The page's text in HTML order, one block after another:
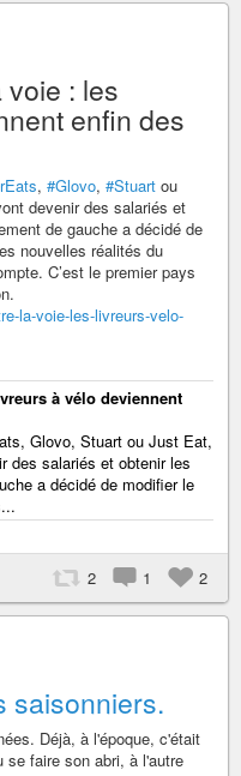
voie : les
enfin des
, #Glovo, #Stuart ou
devenir des salariés et
de gauche a décidé de
nouvelles réalités du
C’est le premier pays
la-voie-les-livreurs-velo-
à vélo deviennent
Glovo, Stuart ou Just Eat,
des salariés et obtenir les
a décidé de modifier le
2 1 2
saisonniers.
Déjà, à l'époque, c'était
se faire son abri, à l'autre